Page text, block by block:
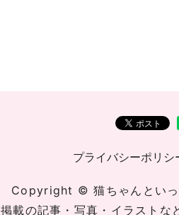
プライバシーポリシ
Copyright © 猫ちゃんとい
掲載の記事・写真・イラストな